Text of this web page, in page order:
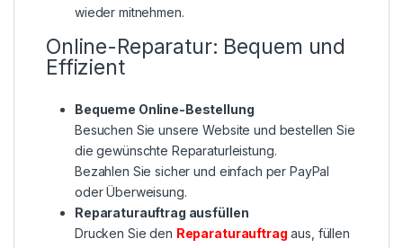
wieder mitnehmen.
Online-Reparatur: Bequem und
Effizient
Bequeme Online-Bestellung
Besuchen Sie unsere Website und bestellen Sie
die gewünschte Reparaturleistung.
Bezahlen Sie sicher und einfach per PayPal
oder Überweisung.
Reparaturauftrag ausfüllen
Drucken Sie den Reparaturauftrag aus, füllen